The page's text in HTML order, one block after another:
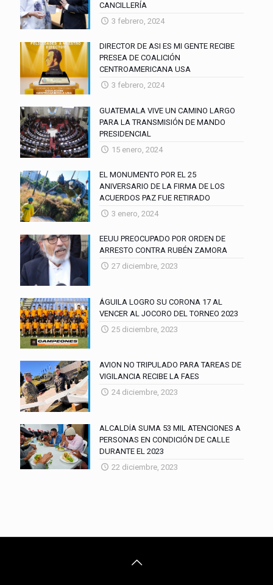
CANCILLERÍA
3 febrero, 2024
DIRECTOR DE ASI ES MI GENTE RECIBE
PRESEA DE COALICIÓN
CENTROAMERICANA USA
3 febrero, 2024
GUATEMALA VIVE UN CAMINO LARGO
PARA LA TRANSMISIÓN DE MANDO
PRESIDENCIAL
15 enero, 2024
EL MONUMENTO POR EL 25
ANIVERSARIO DE LA FIRMA DE LOS
ACUERDOS PAZ FUE RETIRADO
3 enero, 2024
EEUU PREOCUPADO POR ORDEN DE
ARRESTO CONTRA RUBÉN ZAMORA
27 diciembre, 2023
ÁGUILA LOGRO SU CORONA 17 AL
VENCER AL JOCORO DEL TORNEO 2023
25 diciembre, 2023
AVION NO TRIPULADO PARA TAREAS DE
VIGILANCIA RECIBE LA FAES
24 diciembre, 2023
ALCALDÍA SUMA 53 MIL ATENCIONES A
PERSONAS EN CONDICIÓN DE CALLE
DURANTE EL 2023
22 diciembre, 2023